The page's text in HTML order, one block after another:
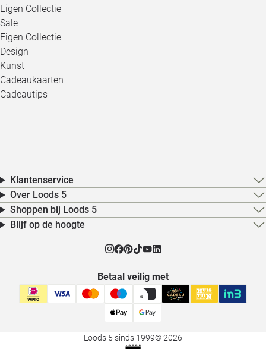
Eigen Collectie
Sale
Eigen Collectie
Design
Kunst
Cadeaukaarten
Cadeautips
Klantenservice
Over Loods 5
Shoppen bij Loods 5
Blijf op de hoogte
Betaal veilig met
Loods 5 sinds 1999© 2026